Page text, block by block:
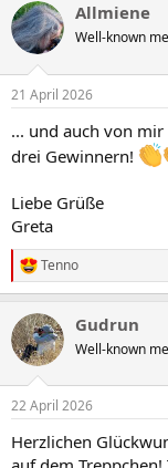
k
t
i
e
:
Allmiene
Well-known
21 April 2026
... und auch von
drei Gewinnern!
Liebe Grüße
Greta
R
e
k
t
i
e
:
Tenno
Gudrun
Well-known
22 April 2026
Herzlichen